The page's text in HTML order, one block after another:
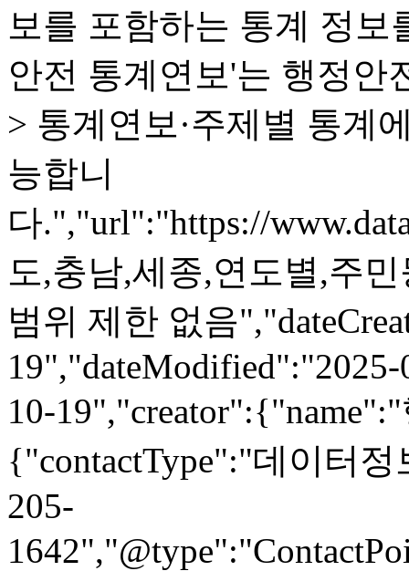
보를 포함하는 통계 정보
안전 통계연보'는 행정안
> 통계연보·주제별 통계
능합니
다.","url":"https://
도,충남,세종,연도별,주
범위 제한 없음
10-
{"contactType":"데이터
205-